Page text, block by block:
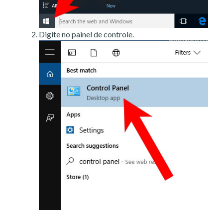
Digite no painel de controle.